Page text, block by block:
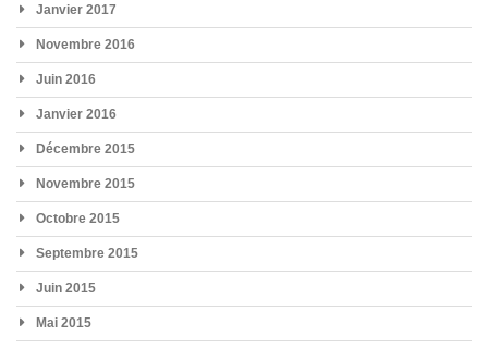
Janvier 2017
Novembre 2016
Juin 2016
Janvier 2016
Décembre 2015
Novembre 2015
Octobre 2015
Septembre 2015
Juin 2015
Mai 2015